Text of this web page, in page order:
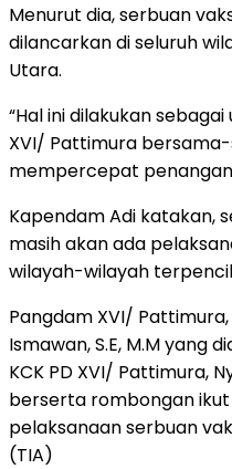
Menurut dia, serbuan
dilancarkan di seluruh
Utara.
“Hal ini dilakukan
XVI/ Pattimura
mempercepat
Kapendam Adi katakan,
masih akan ada
wilayah-wilayah
Pangdam XVI/
Ismawan, S.E, M.M yang
KCK PD XVI/ Pattimura,
berserta rombongan
pelaksanaan serbuan
(TIA)